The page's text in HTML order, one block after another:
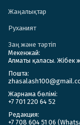
Жаңалықтар
Руханият
Заң және тәртіп
Мекенжай:
Алматы қаласы. Жібек
Пошта:
Жарнама бөлімі:
+7 701 220 64 52
Редакция:
+7 708 604 51 06